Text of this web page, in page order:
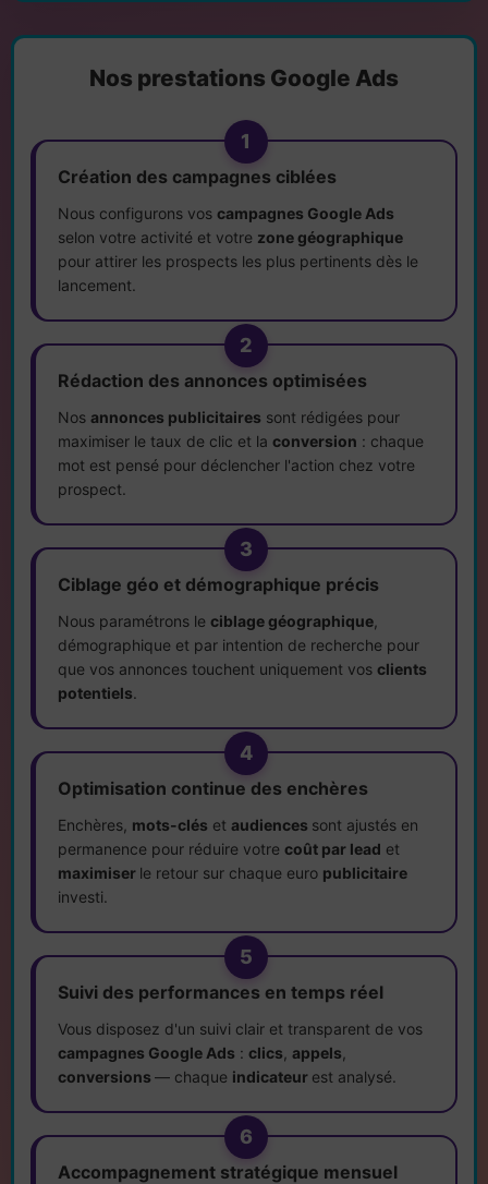
Nos prestations Google Ads
1
Création des campagnes ciblées
Nous configurons vos campagnes Google Ads
selon votre activité et votre zone géographique
pour attirer les prospects les plus pertinents dès le
lancement.
2
Rédaction des annonces optimisées
Nos annonces publicitaires sont rédigées pour
maximiser le taux de clic et la conversion : chaque
mot est pensé pour déclencher l'action chez votre
prospect.
3
Ciblage géo et démographique précis
Nous paramétrons le ciblage géographique
démographique et par intention de recherche pour
que vos annonces touchent uniquement vos clients
potentiels.
4
Optimisation continue des enchères
Enchères, mots-clés et audiences sont ajustés en
permanence pour réduire votre coût par lead et
maximiser le retour sur chaque euro publicitaire
investi.
5
Suivi des performances en temps réel
Vous disposez d'un suivi clair et transparent de vos
campagnes Google Ads : clics appels
conversions — chaque indicateur est analysé.
6
Accompagnement stratégique mensuel